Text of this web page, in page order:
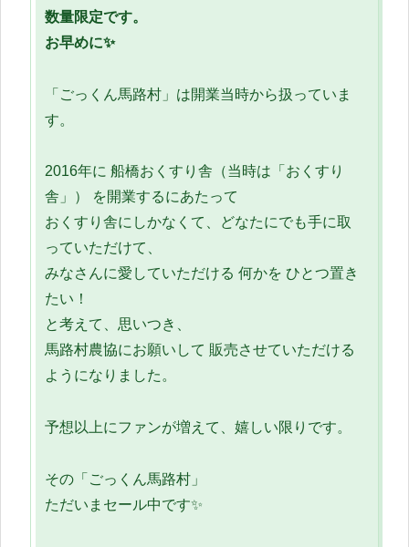
数量限定です。
お早めに✨
「ごっくん馬路村」は開業当時から扱っていま
す。
2016年に 船橋おくすり舎（当時は「おくすり
舎」） を開業するにあたって
おくすり舎にしかなくて、どなたにでも手に取
っていただけて、
みなさんに愛していただける 何かを ひとつ置き
たい！
と考えて、思いつき、
馬路村農協にお願いして 販売させていただける
ようになりました。
予想以上にファンが増えて、嬉しい限りです。
その「ごっくん馬路村」
ただいまセール中です✨